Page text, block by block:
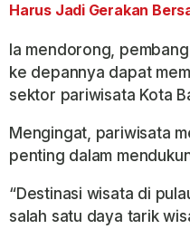
Harus Jadi Gerakan
Ia mendorong,
ke depannya dapat
sektor pariwisata Kota
Mengingat, pariwisata
penting dalam
“Destinasi wisata di
salah satu daya tarik